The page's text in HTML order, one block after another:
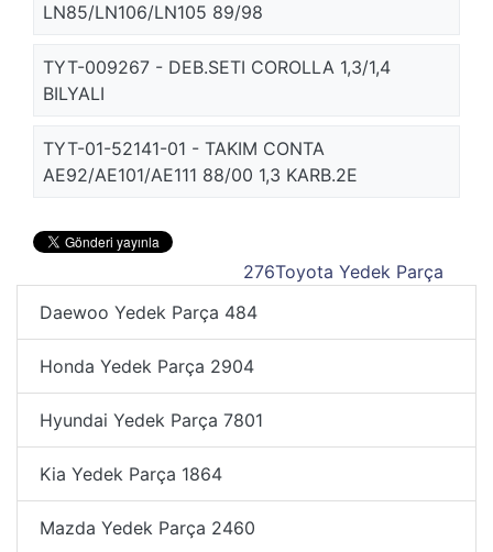
LN85/LN106/LN105 89/98
TYT-009267 - DEB.SETI COROLLA 1,3/1,4
BILYALI
TYT-01-52141-01 - TAKIM CONTA
AE92/AE101/AE111 88/00 1,3 KARB.2E
276Toyota Yedek Parça
Daewoo Yedek Parça 484
Honda Yedek Parça 2904
Hyundai Yedek Parça 7801
Kia Yedek Parça 1864
Mazda Yedek Parça 2460